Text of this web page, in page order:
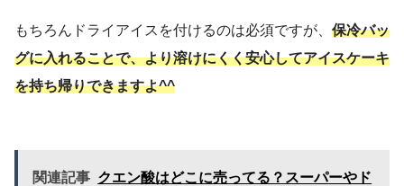
もちろんドライアイスを付けるのは必須ですが、 保冷バッ
グに入れることで、より溶けにくく安心してアイスケーキ
を持ち帰りできますよ^^
関連記事 クエン酸はどこに売ってる？スーパーやド